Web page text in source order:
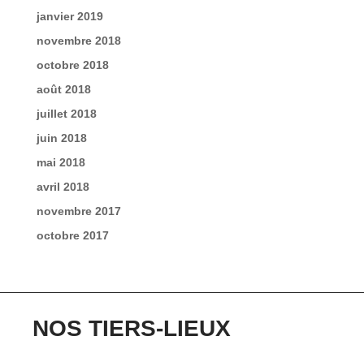
janvier 2019
novembre 2018
octobre 2018
août 2018
juillet 2018
juin 2018
mai 2018
avril 2018
novembre 2017
octobre 2017
NOS TIERS-LIEUX